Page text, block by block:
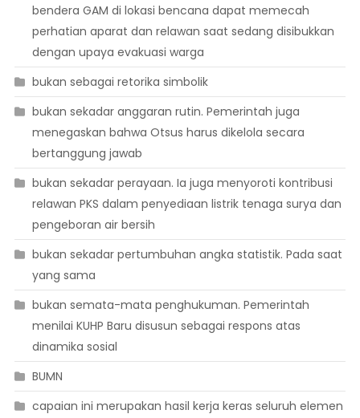
bendera GAM di lokasi bencana dapat memecah
perhatian aparat dan relawan saat sedang disibukkan
dengan upaya evakuasi warga
bukan sebagai retorika simbolik
bukan sekadar anggaran rutin. Pemerintah juga
menegaskan bahwa Otsus harus dikelola secara
bertanggung jawab
bukan sekadar perayaan. Ia juga menyoroti kontribusi
relawan PKS dalam penyediaan listrik tenaga surya dan
pengeboran air bersih
bukan sekadar pertumbuhan angka statistik. Pada saat
yang sama
bukan semata-mata penghukuman. Pemerintah
menilai KUHP Baru disusun sebagai respons atas
dinamika sosial
BUMN
capaian ini merupakan hasil kerja keras seluruh elemen